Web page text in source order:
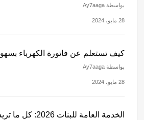
بواسطة Ay7aaga
28 مايو، 2024
كيف تستعلم عن فاتورة الكهرباء
بواسطة Ay7aaga
28 مايو، 2024
الخدمة العامة للبنات 2026: كل ما تريدين معرفته